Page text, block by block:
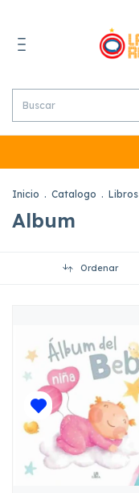
Inicio . Catalogo . Libros
Album
Ordenar